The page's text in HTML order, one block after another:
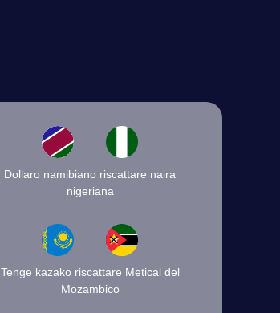
Dollaro namibiano riscattare naira
nigeriana
Tenge kazako riscattare Metical del
Mozambico